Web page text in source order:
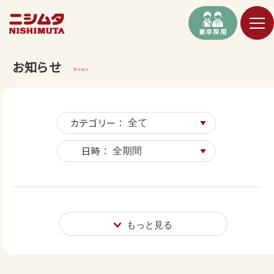
新卒採用
お知らせ News
カテゴリー ：
日時 ：
もっと見る